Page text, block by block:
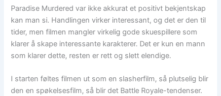
Paradise Murdered var ikke akkurat et positivt bekjentskap
kan man si. Handlingen virker interessant, og det er den til
tider, men filmen mangler virkelig gode skuespillere som
klarer å skape interessante karakterer. Det er kun en mann
som klarer dette, resten er rett og slett elendige.
I starten føltes filmen ut som en slasherfilm, så plutselig blir
den en spøkelsesfilm, så blir det Battle Royale-tendenser.